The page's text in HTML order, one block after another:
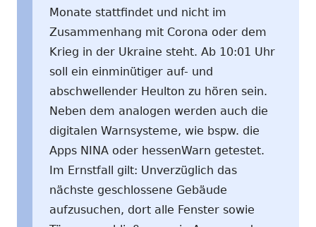
Monate stattfindet und nicht im
Zusammenhang mit Corona oder dem
Krieg in der Ukraine steht. Ab 10:01 Uhr
soll ein einminütiger auf- und
abschwellender Heulton zu hören sein.
Neben dem analogen werden auch die
digitalen Warnsysteme, wie bspw. die
Apps NINA oder hessenWarn getestet.
Im Ernstfall gilt: Unverzüglich das
nächste geschlossene Gebäude
aufzusuchen, dort alle Fenster sowie